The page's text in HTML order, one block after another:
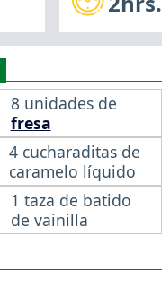
8 unidades de
fresa
4 cucharaditas de
caramelo líquido
1 taza de batido
de vainilla